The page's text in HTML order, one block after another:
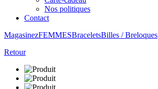
Nos politiques
Contact
MagasinezFEMMESBraceletsBilles / Breloques
Retour